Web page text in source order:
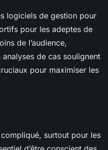
logiciels de gestion pour
pour les adeptes de
de l’audience,
de cas soulignent
pour maximiser les
surtout pour les